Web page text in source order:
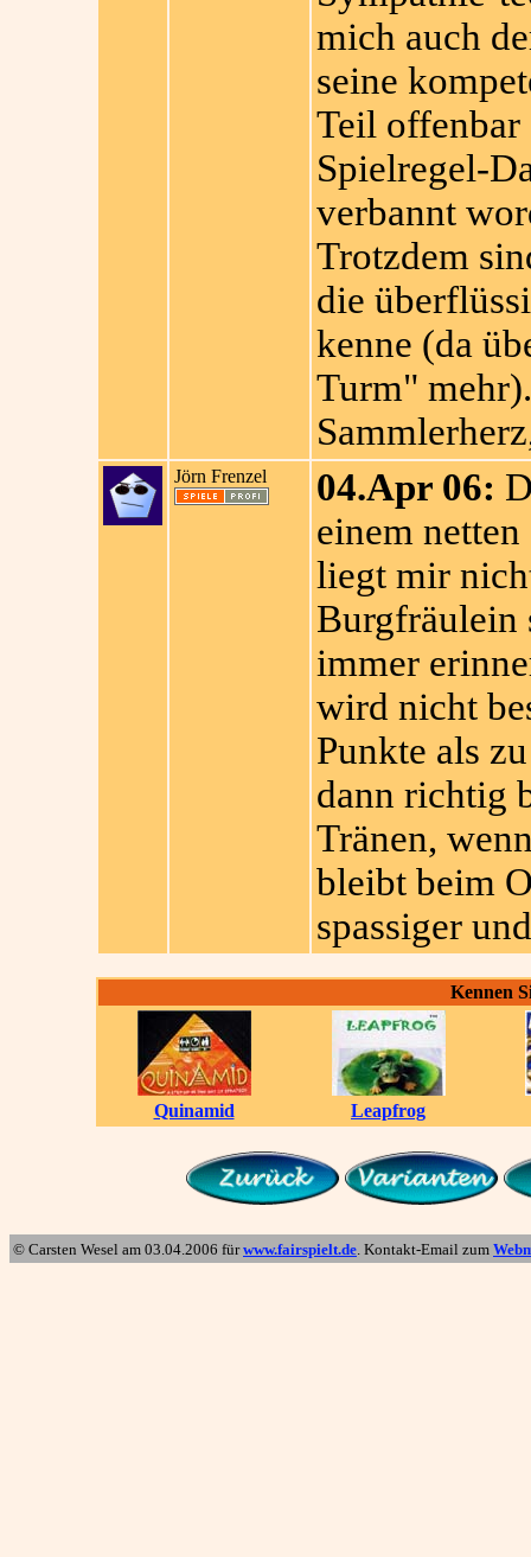
mich auch
seine
Teil
Spielregel-
verbannt
Trotzdem
die
kenne (da
Turm"
Jörn Frenzel 04.Apr 06:
einem
liegt mir
Burgfräulein
immer
wird nicht
Punkte als
dann richtig
Tränen,
bleibt beim
spassiger
Kennen
Quinamid Leapfrog
© Carsten Wesel am 03.04.2006 fürwww.fairspielt.de. Kontakt-Email zum